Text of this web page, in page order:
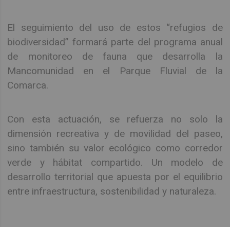
El seguimiento del uso de estos “refugios de
biodiversidad” formará parte del programa anual
de monitoreo de fauna que desarrolla la
Mancomunidad en el Parque Fluvial de la
Comarca.
Con esta actuación, se refuerza no solo la
dimensión recreativa y de movilidad del paseo,
sino también su valor ecológico como corredor
verde y hábitat compartido. Un modelo de
desarrollo territorial que apuesta por el equilibrio
entre infraestructura, sostenibilidad y naturaleza.